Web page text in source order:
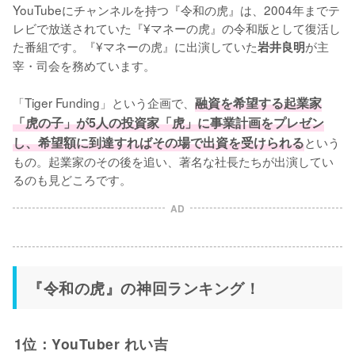
YouTubeにチャンネルを持つ『令和の虎』は、2004年までテ
レビで放送されていた『¥マネーの虎』の令和版として復活し
た番組です。『¥マネーの虎』に出演していた岩井良明が主
宰・司会を務めています。
「Tiger Funding」という企画で、 融資を希望する起業家
「虎の子」が5人の投資家「虎」に事業計画をプレゼン
し、希望額に到達すればその場で出資を受けられるという
もの。起業家のその後を追い、著名な社長たちが出演してい
るのも見どころです。
AD
『令和の虎』の神回ランキング！
1位：YouTuber れい吉